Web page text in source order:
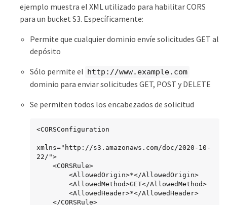
ejemplo muestra el XML utilizado para habilitar CORS
para un bucket S3. Específicamente:
Permite que cualquier dominio envíe solicitudes GET al
depósito
Sólo permite el http://www.example.com
dominio para enviar solicitudes GET, POST y DELETE
Se permiten todos los encabezados de solicitud
<CORSConfiguration
xmlns="http://s3.amazonaws.com/doc/2020-10-
22/">